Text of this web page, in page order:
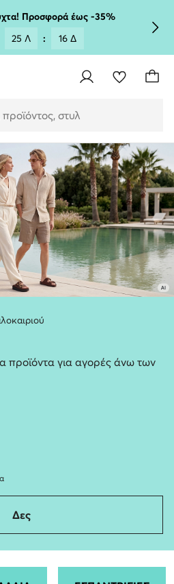
Προσφορά έως -35%
25 Λ : 15 Δ
στυλ
προϊόντα για αγορές άνω των
Δες